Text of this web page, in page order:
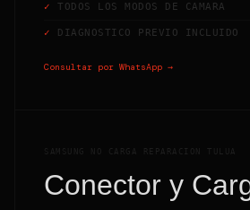
TODOS LOS MODOS DE CAMARA
DIAGNOSTICO PREVIO INCLUIDO
Consultar por WhatsApp →
SAMSUNG NO CARGA REPARACION TULUA
Conector y